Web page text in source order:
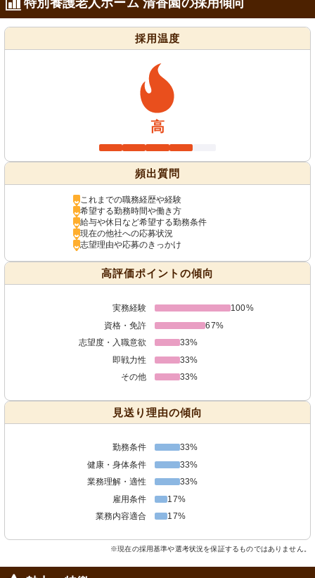
特別養護老人ホーム 清香園の採用傾向
採用温度
高
頻出質問
これまでの職務経歴や経験
希望する勤務時間や働き方
給与や休日など希望する勤務条件
現在の他社への応募状況
志望理由や応募のきっかけ
高評価ポイントの傾向
実務経験
100%
資格・免許
67%
志望度・入職意欲
33%
即戦力性
33%
その他
33%
見送り理由の傾向
勤務条件
33%
健康・身体条件
33%
業務理解・適性
33%
雇用条件
17%
業務内容適合
17%
※現在の採用基準や選考状況を保証するものではありません。